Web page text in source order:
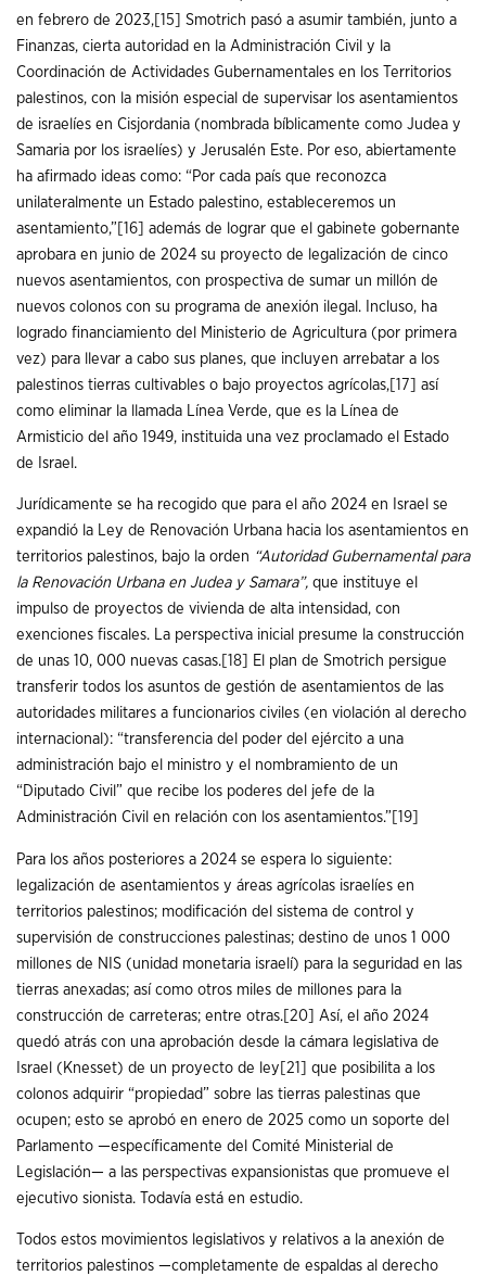
en febrero de 2023,[15] Smotrich pasó a asumir también, junto a
Finanzas, cierta autoridad en la Administración Civil y la
Coordinación de Actividades Gubernamentales en los Territorios
palestinos, con la misión especial de supervisar los asentamientos
de israelíes en Cisjordania (nombrada bíblicamente como Judea y
Samaria por los israelíes) y Jerusalén Este. Por eso, abiertamente
ha afirmado ideas como: “Por cada país que reconozca
unilateralmente un Estado palestino, estableceremos un
asentamiento,” [16] además de lograr que el gabinete gobernante
aprobara en junio de 2024 su proyecto de legalización de cinco
nuevos asentamientos, con prospectiva de sumar un millón de
nuevos colonos con su programa de anexión ilegal. Incluso, ha
logrado financiamiento del Ministerio de Agricultura (por primera
vez) para llevar a cabo sus planes, que incluyen arrebatar a los
palestinos tierras cultivables o bajo proyectos agrícolas,[17] así
como eliminar la llamada Línea Verde, que es la Línea de
Armisticio del año 1949, instituida una vez proclamado el Estado
de Israel.
Jurídicamente se ha recogido que para el año 2024 en Israel se
expandió la Ley de Renovación Urbana hacia los asentamientos en
territorios palestinos, bajo la orden “Autoridad Gubernamental para
la Renovación Urbana en Judea y Samara”, que instituye el
impulso de proyectos de vivienda de alta intensidad, con
exenciones fiscales. La perspectiva inicial presume la construcción
de unas 10, 000 nuevas casas. [18]
El plan de Smotrich persigue
transferir todos los asuntos de gestión de asentamientos de las
autoridades militares a funcionarios civiles (en violación al derecho
internacional): “transferencia del poder del ejército a una
administración bajo el ministro y el nombramiento de un
“Diputado Civil” que recibe los poderes del jefe de la
Administración Civil en relación con los asentamientos.” [19]
Para los años posteriores a 2024 se espera lo siguiente:
legalización de asentamientos y áreas agrícolas israelíes en
territorios palestinos; modificación del sistema de control y
supervisión de construcciones palestinas; destino de unos 1 000
millones de NIS (unidad monetaria israelí) para la seguridad en las
tierras anexadas; así como otros miles de millones para la
construcción de carreteras; entre otras. [20]
Así, el año 2024
quedó atrás con una aprobación desde la cámara legislativa de
Israel (Knesset) de un proyecto de ley [21]
que posibilita a los
colonos adquirir “propiedad” sobre las tierras palestinas que
ocupen; esto se aprobó en enero de 2025 como un soporte del
Parlamento —específicamente del Comité Ministerial de
Legislación— a las perspectivas expansionistas que promueve el
ejecutivo sionista. Todavía está en estudio.
Todos estos movimientos legislativos y relativos a la anexión de
territorios palestinos —completamente de espaldas al derecho